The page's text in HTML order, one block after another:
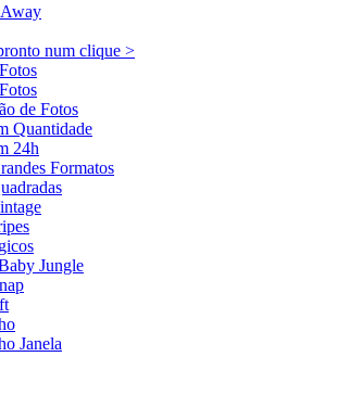
num clique >
de Fotos
Quantidade
24h
Formatos
Jungle
Janela